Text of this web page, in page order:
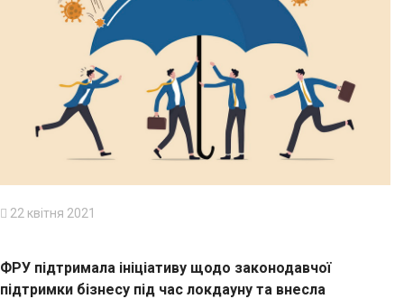
22 квітня 2021
ФРУ підтримала ініціативу щодо законодавчої
підтримки бізнесу під час локдауну та внесла